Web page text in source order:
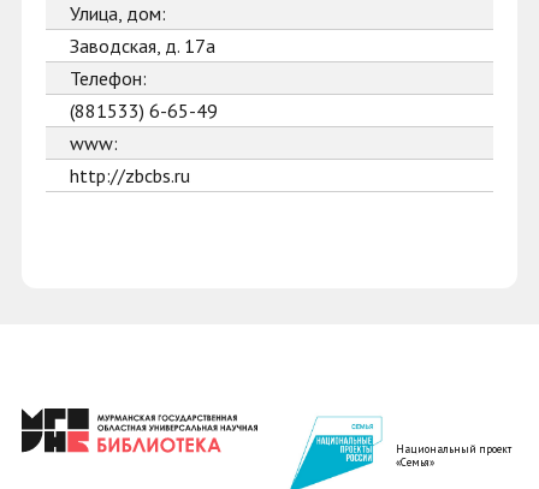
Улица, дом:
Заводская, д. 17а
Телефон:
(881533) 6-65-49
www:
http://zbcbs.ru
Национальный проект
«Семья»